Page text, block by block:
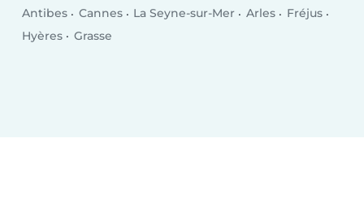
Antibes
Cannes La Seyne-sur-Mer Arles
Fréjus
Hyères
Grasse